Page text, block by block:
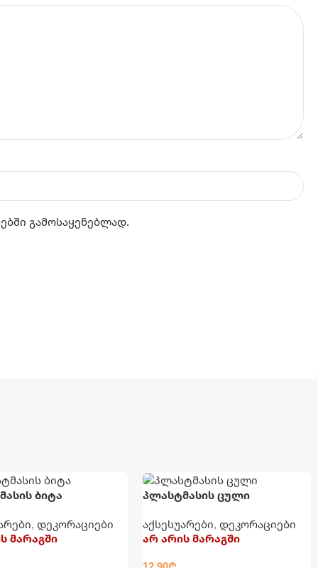
გამოსაყენებლად.
ბიტა
,დეკორაციები
მარაგში
პლასტმასის ცული
აქსესუარები,დეკორაციები
არ არის მარაგში